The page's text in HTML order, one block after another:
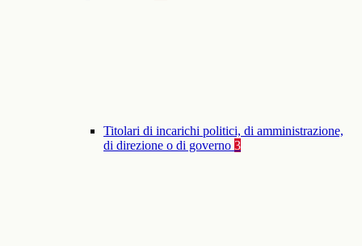
Titolari di incarichi politici, di amministrazione,
di direzione o di governo 3